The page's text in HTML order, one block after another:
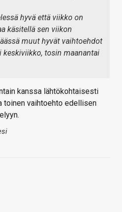
hyvä että viikko on
käsitellä sen viikon
muut hyvät vaihtoehdot
keskiviikko, tosin maanantai
kanssa lähtökohtaisesti
toinen vaihtoehto edellisen